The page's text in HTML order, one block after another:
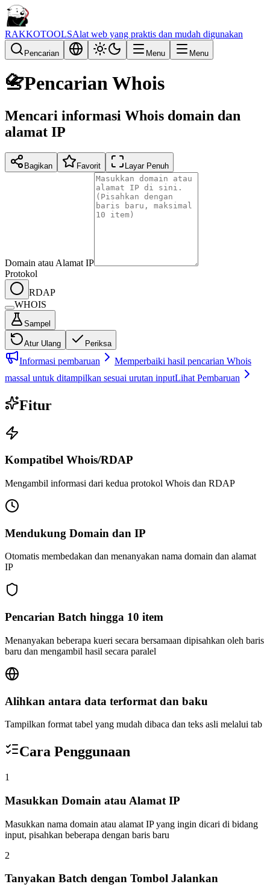
RAKKOTOOLSAlat web yang praktis dan mudah digunakan
Pencarian Menu Menu
📇Pencarian Whois
Mencari informasi Whois domain dan
alamat IP
Bagikan Favorit Layar Penuh
Domain atau Alamat IP
Protokol
RDAP
WHOIS
Sampel
Atur Ulang Periksa
Informasi pembaruan
Memperbaiki hasil pencarian Whois
massal untuk ditampilkan sesuai urutan inputLihat Pembaruan
Fitur
Kompatibel Whois/RDAP
Mengambil informasi dari kedua protokol Whois dan RDAP
Mendukung Domain dan IP
Otomatis membedakan dan menanyakan nama domain dan alamat
IP
Pencarian Batch hingga 10 item
Menanyakan beberapa kueri secara bersamaan dipisahkan oleh baris
baru dan mengambil hasil secara paralel
Alihkan antara data terformat dan baku
Tampilkan format tabel yang mudah dibaca dan teks asli melalui tab
Cara Penggunaan
1
Masukkan Domain atau Alamat IP
Masukkan nama domain atau alamat IP yang ingin dicari di bidang
input, pisahkan beberapa dengan baris baru
2
Tanyakan Batch dengan Tombol Jalankan